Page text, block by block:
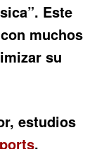
Este
muchos
su
estudios
,